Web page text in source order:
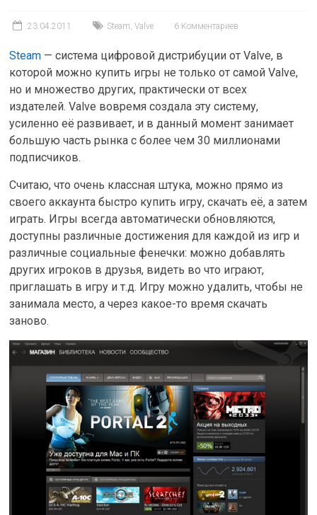
23.04.2011 Steam,Valve 6 Комментариев
Steam — система цифровой дистрибуции от Valve, в
которой можно купить игры не только от самой Valve,
но и множество других, практически от всех
издателей. Valve вовремя создала эту систему,
усиленно её развивает, и в данный момент занимает
большую часть рынка с более чем 30 миллионами
подписчиков.
Считаю, что очень классная штука, можно прямо из
своего аккаунта быстро купить игру, скачать её, а затем
играть. Игры всегда автоматически обновляются,
доступны различные достижения для каждой из игр и
различные социальные фенечки: можно добавлять
других игроков в друзья, видеть во что играют,
приглашать в игру и т.д. Игру можно удалить, чтобы не
занимала место, а через какое-то время скачать
заново.